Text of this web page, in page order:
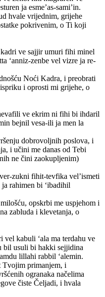
ja esme’as-sami’in.
hvale vrijednim, grijehe
pokrivenim, o Ti koji
ve sajjir umuri fihi minel
‘anniz-zenbe vel vizre ja re-
Noći Kadra, i preobrati
i oprosti mi grijehe, o
ve ekrim ni fihi bi ihdaril
bejnil vesa-ili ja men la
dobrovoljnih poslova, i
i učini me danas od Tebi
ne čini zaokupljenim)
zukni fihit-tevfika vel’ismeti
rahimen bi ‘ibadihil
opskrbi me uspjehom i
zabluda i klevetanja, o
kabuli ‘ala ma terdahu ve
bil usuli bi hakki sejjidina
lillahi rabbil ‘alemin.
Tvojim primanjem, i
ogranaka načelima
čiste Čeljadi, i hvala